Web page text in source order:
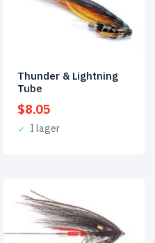
Thunder & Lightning
Tube
$8.05
I lager